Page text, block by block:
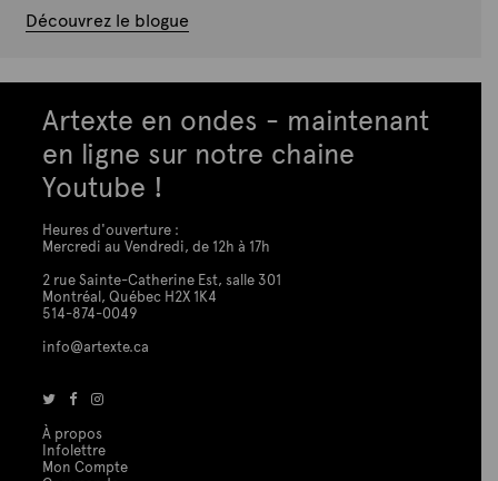
Découvrez le blogue
Artexte en ondes - maintenant
en ligne sur notre chaine
Youtube !
Heures d'ouverture :
Mercredi au Vendredi, de 12h à 17h
2 rue Sainte-Catherine Est, salle 301
Montréal, Québec H2X 1K4
514-874-0049
info@artexte.ca
À propos
Infolettre
Mon Compte